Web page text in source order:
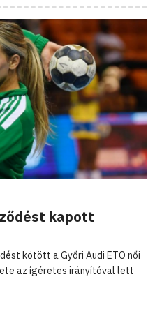
kapott
kötött a Győri Audi ETO női
az ígéretes irányítóval lett